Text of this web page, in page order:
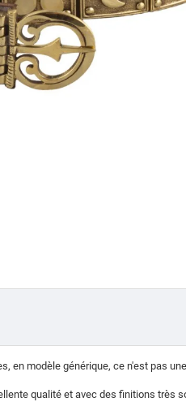
en modèle générique, ce n'est pas
qualité et avec des finitions très